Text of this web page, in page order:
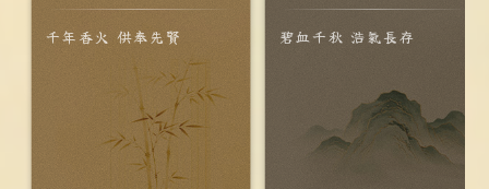
千年香火 供奉先賢 碧血千秋 浩氣長存